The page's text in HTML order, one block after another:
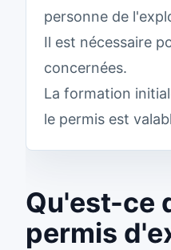
personne de
Il est nécessaire
concernées.
La formation
le permis est
Qu'est-ce
permis